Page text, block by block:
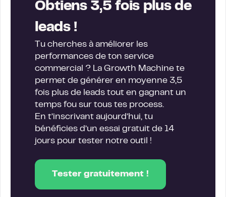
Obtiens 3,5 fois plus de
leads !
Tu cherches à améliorer les
performances de ton service
commercial ? La Growth Machine te
permet de générer en moyenne 3,5
fois plus de leads tout en gagnant un
temps fou sur tous tes process.
En t’inscrivant aujourd’hui, tu
bénéficies d’un essai gratuit de 14
jours pour tester notre outil !
Tester gratuitement !